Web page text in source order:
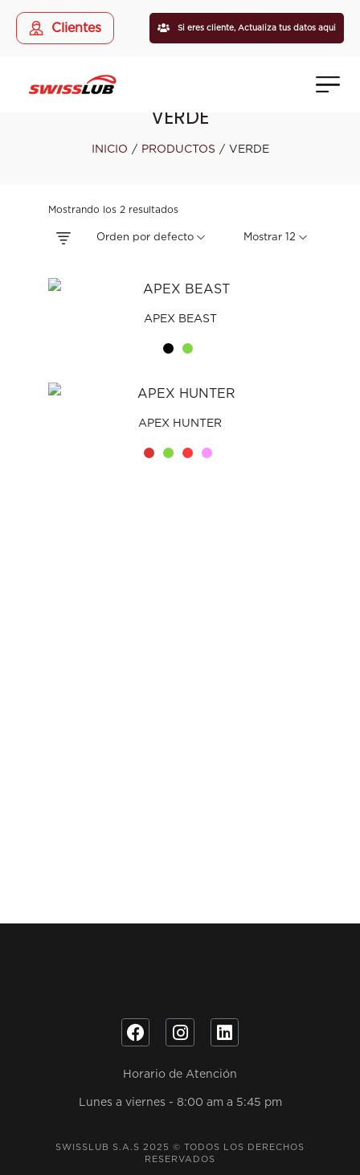
Clientes Si eres cliente, Actualiza tus datos aqui
VERDE
INICIO / PRODUCTOS / VERDE
Mostrando los 2 resultados
Mostrar 12
Orden por defecto
APEX BEAST
APEX HUNTER
Horario de Atención
Lunes a viernes - 8:00 am a 5:45 pm
SWISSLUB S.A.S 2025 © TODOS LOS DERECHOS
RESERVADOS